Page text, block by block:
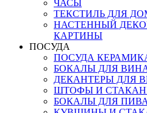
ЧАСЫ
ТЕКСТИЛЬ ДЛЯ
НАСТЕННЫЙ
КАРТИНЫ
ПОСУДА
ПОСУДА
БОКАЛЫ ДЛЯ
ДЕКАНТЕРЫ ДЛЯ
ШТОФЫ И
БОКАЛЫ ДЛЯ ПИВА